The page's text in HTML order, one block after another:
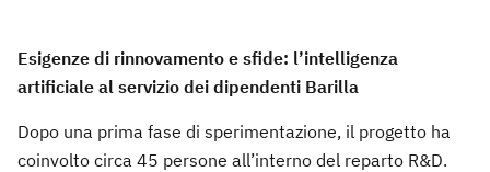
Esigenze di rinnovamento e sfide: l’intelligenza
artificiale al servizio dei dipendenti Barilla
Dopo una prima fase di sperimentazione, il progetto ha
coinvolto circa 45 persone all’interno del reparto R&D.